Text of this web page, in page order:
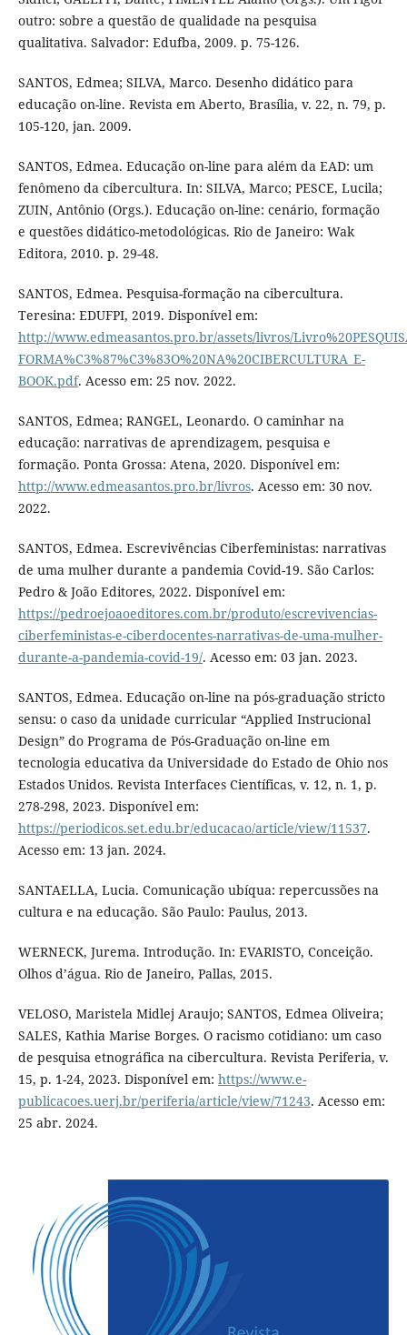
outro: sobre a questão de qualidade na pesquisa
qualitativa. Salvador: Edufba, 2009. p. 75-126.
SANTOS, Edmea; SILVA, Marco. Desenho didático para
educação on-line. Revista em Aberto, Brasília, v. 22, n. 79, p.
105-120, jan. 2009.
SANTOS, Edmea. Educação on-line para além da EAD: um
fenômeno da cibercultura. In: SILVA, Marco; PESCE, Lucila;
ZUIN, Antônio (Orgs.). Educação on-line: cenário, formação
e questões didático-metodológicas. Rio de Janeiro: Wak
Editora, 2010. p. 29-48.
SANTOS, Edmea. Pesquisa-formação na cibercultura.
Teresina: EDUFPI, 2019. Disponível em:
http://www.edmeasantos.pro.br/assets/livros/
FORMA%C3%87%C3%83O%20NA%20CIBERCULTURA_E-
BOOK.pdf. Acesso em: 25 nov. 2022.
SANTOS, Edmea; RANGEL, Leonardo. O caminhar na
educação: narrativas de aprendizagem, pesquisa e
formação. Ponta Grossa: Atena, 2020. Disponível em:
http://www.edmeasantos.pro.br/livros. Acesso em: 30 nov.
2022.
SANTOS, Edmea. Escrevivências Ciberfeministas: narrativas
de uma mulher durante a pandemia Covid-19. São Carlos:
Pedro & João Editores, 2022. Disponível em:
https://pedroejoaoeditores.com.br/produto/escrevivencias-
ciberfeministas-e-ciberdocentes-narrativas-de-uma-mulher-
durante-a-pandemia-covid-19/. Acesso em: 03 jan. 2023.
SANTOS, Edmea. Educação on-line na pós-graduação stricto
sensu: o caso da unidade curricular “Applied Instrucional
Design” do Programa de Pós-Graduação on-line em
tecnologia educativa da Universidade do Estado de Ohio nos
Estados Unidos. Revista Interfaces Científicas, v. 12, n. 1, p.
278-298, 2023. Disponível em:
https://periodicos.set.edu.br/educacao/article/view/11537.
Acesso em: 13 jan. 2024.
SANTAELLA, Lucia. Comunicação ubíqua: repercussões na
cultura e na educação. São Paulo: Paulus, 2013.
WERNECK, Jurema. Introdução. In: EVARISTO, Conceição.
Olhos d’água. Rio de Janeiro, Pallas, 2015.
VELOSO, Maristela Midlej Araujo; SANTOS, Edmea Oliveira;
SALES, Kathia Marise Borges. O racismo cotidiano: um caso
de pesquisa etnográfica na cibercultura. Revista Periferia, v.
15, p. 1-24, 2023. Disponível em: https://www.e-
publicacoes.uerj.br/periferia/article/view/71243. Acesso em:
25 abr. 2024.